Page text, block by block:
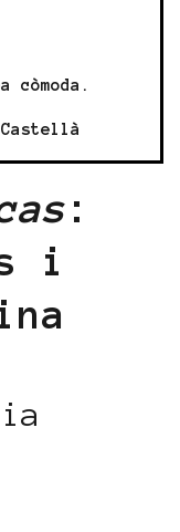
còmoda.
Castellà
:
i